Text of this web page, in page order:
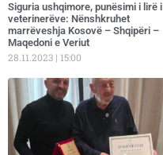
​Siguria ushqimore, punësimi i lirë i
veterinerëve: Nënshkruhet
marrëveshja Kosovë – Shqipëri –
Maqedoni e Veriut
28.11.2023 15:00